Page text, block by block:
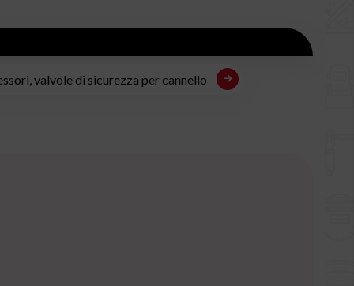
valvole di sicurezza per cannello